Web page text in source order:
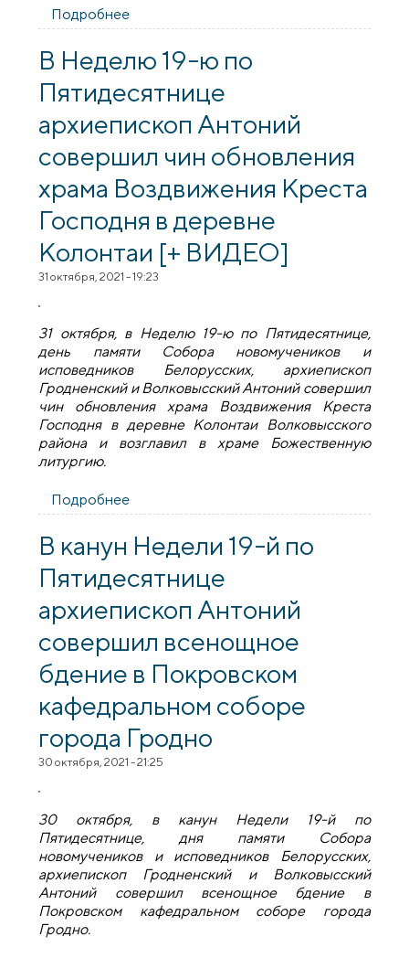
Подробнее
Божией Матери архиепископ Антоний
совершил всенощное бдение в
Покровском кафедральном соборе
города Гродно
В Неделю 19-ю по
Пятидесятнице
архиепископ Антоний
совершил чин обновления
храма Воздвижения Креста
Господня в деревне
Колонтаи [+ ВИДЕО]
31 октября, 2021 - 19:23
31 октября, в Неделю 19-ю по Пятидесятнице,
день памяти Собора новомучеников и
исповедников Белорусских, архиепископ
Гродненский и Волковысский Антоний совершил
чин обновления храма Воздвижения Креста
Господня в деревне Колонтаи Волковысского
района и возглавил в храме Божественную
литургию.
Подробнее
архиепископ Антоний совершил чин
обновления храма Воздвижения Креста
Господня в деревне Колонтаи [+
ВИДЕО]
В канун Недели 19-й по
Пятидесятнице
архиепископ Антоний
совершил всенощное
бдение в Покровском
кафедральном соборе
города Гродно
30 октября, 2021 - 21:25
30 октября, в канун Недели 19-й по
Пятидесятнице, дня памяти Собора
новомучеников и исповедников Белорусских,
архиепископ Гродненский и Волковысский
Антоний совершил всенощное бдение в
Покровском кафедральном соборе города
Гродно.